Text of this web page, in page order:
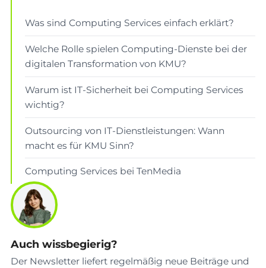
Was sind Computing Services einfach erklärt?
Welche Rolle spielen Computing-Dienste bei der
digitalen Transformation von KMU?
Warum ist IT-Sicherheit bei Computing Services
wichtig?
Outsourcing von IT-Dienstleistungen: Wann
macht es für KMU Sinn?
Computing Services bei TenMedia
Auch wissbegierig?
Der Newsletter liefert regelmäßig neue Beiträge und